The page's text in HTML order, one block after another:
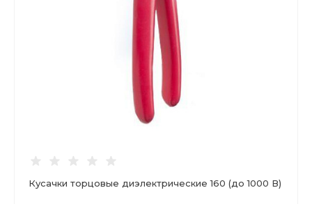
Кусачки торцовые диэлектрические 160 (до 1000 В)